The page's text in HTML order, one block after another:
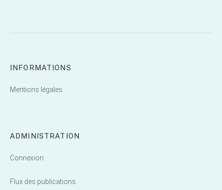
INFORMATIONS
Mentions légales
ADMINISTRATION
Connexion
Flux des publications